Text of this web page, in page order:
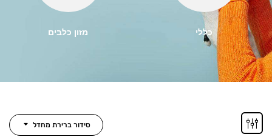
כללי מזון כלבים
סידור ברירת מחדל